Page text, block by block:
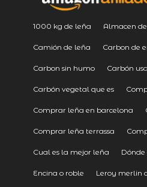
1000 kg de leña Almacen
Camión de leña Carbon de
Carbon sin humo Carbón
Carbón vegetal que es
Comprar leña en barcelona
Comprar leña terrassa
Cual es la mejor leña
Encina o roble Leroy merlin